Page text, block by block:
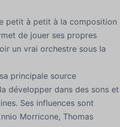
petit à petit à la composition
de jouer ses propres
un vrai orchestre sous la
principale source
développer dans des sons et
Ses influences sont
Morricone, Thomas